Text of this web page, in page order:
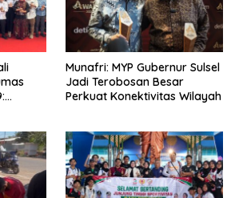
Munafri: MYP Gubernur Sulsel
Jadi Terobosan Besar
Perkuat Konektivitas Wilayah